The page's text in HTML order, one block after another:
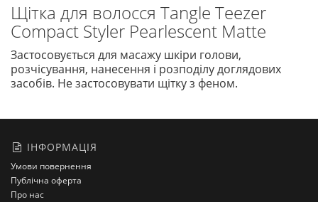
Щітка для волосся Tangle Teezer
Compact Styler Pearlescent Matte
Застосовується для масажу шкіри голови,
розчісування, нанесення і розподілу доглядових
засобів. Не застосовувати щітку з феном.
ІНФОРМАЦІЯ
Умови повернення
Публічна оферта
Про нас